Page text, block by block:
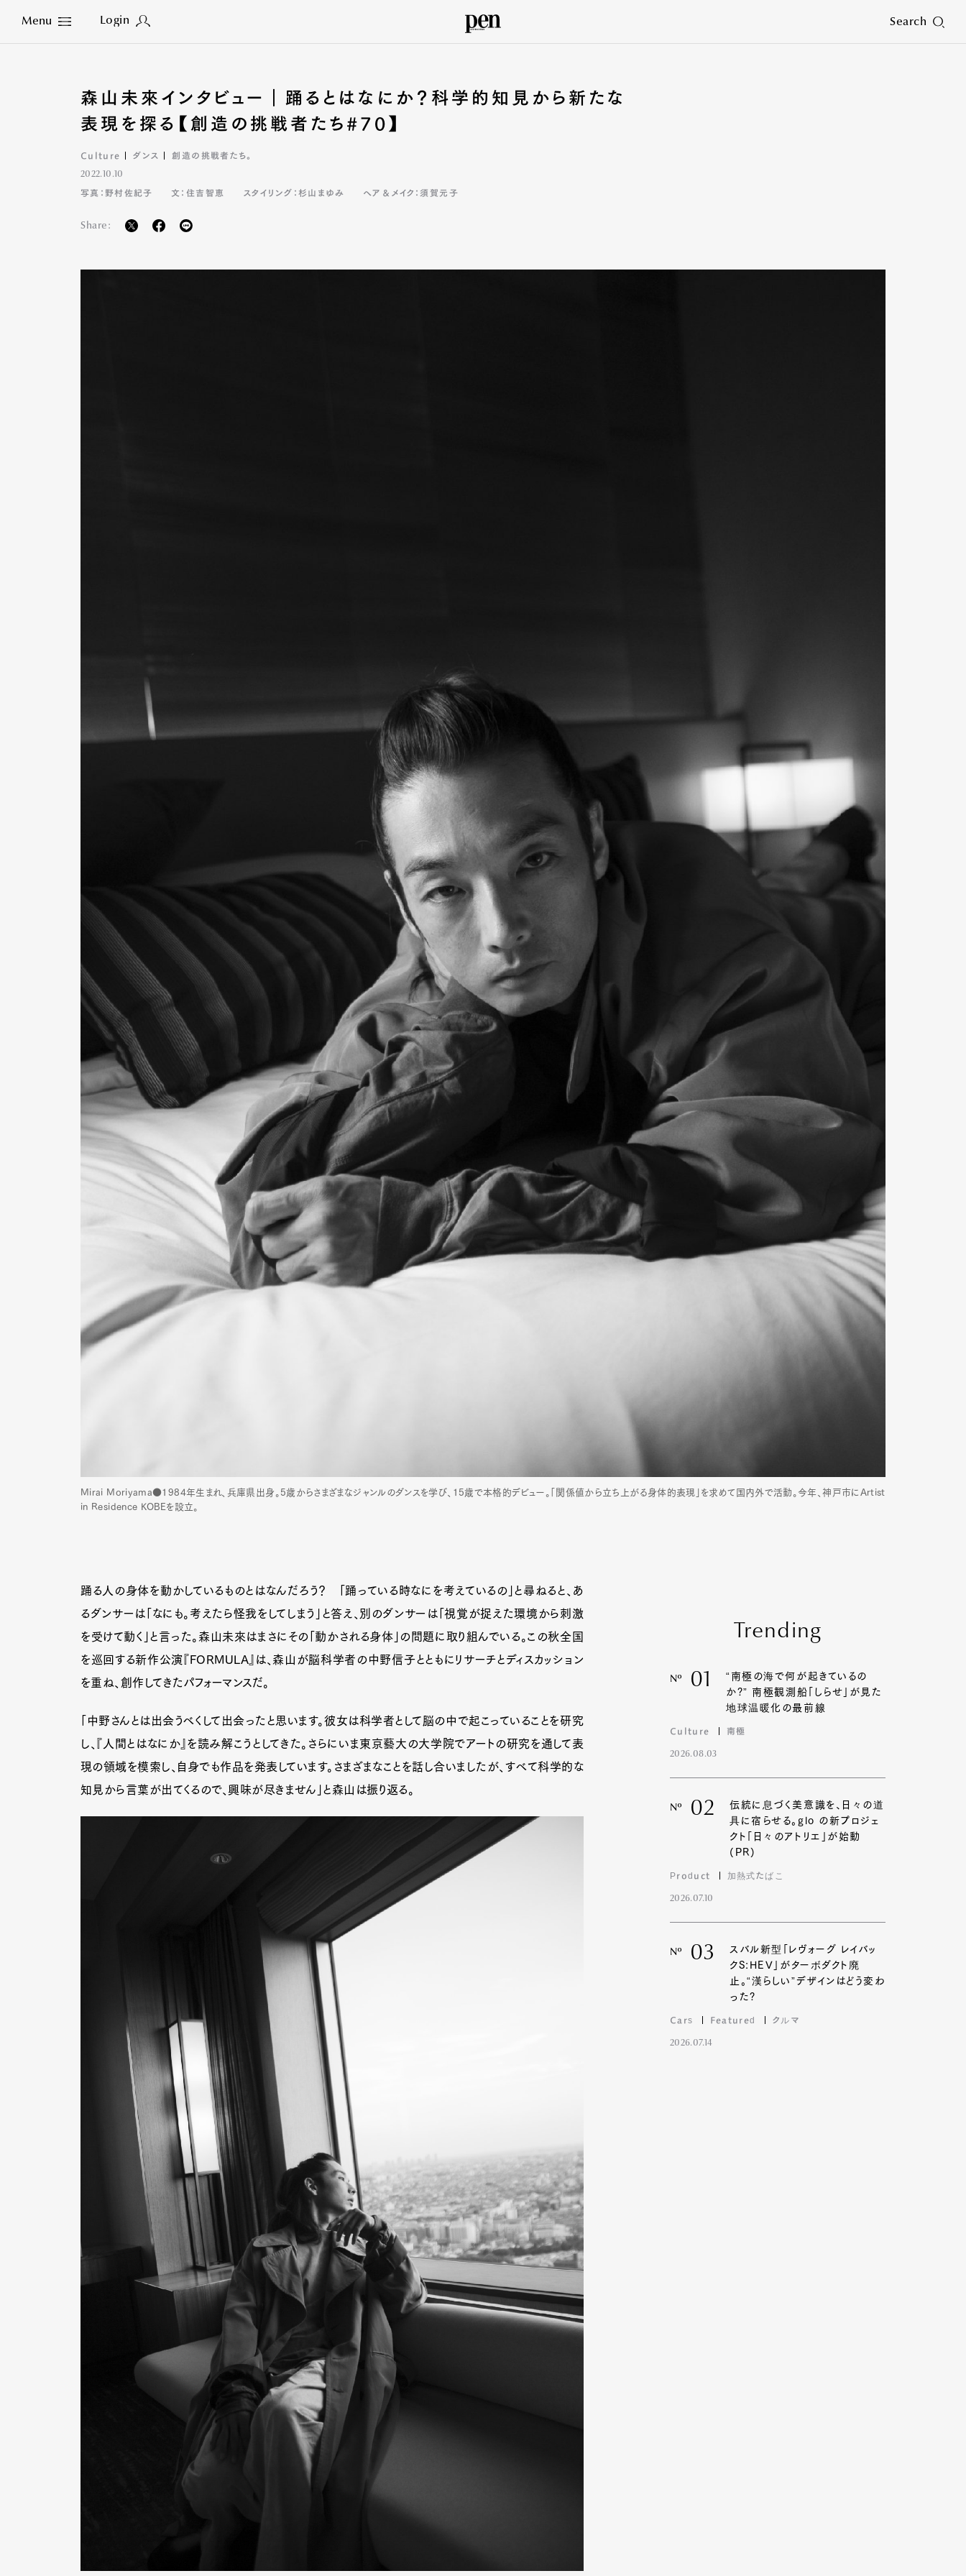
Menu Login Search
Close
Pen Meet Pen international Pen tw
森山未來インタビュー｜踊るとはなにか？科学的知見から新たな
表現を探る【創造の挑戦者たち#70】
Culture ダンス 創造の挑戦者たち。
2022.10.10
写真：野村佐紀子 文：住吉智恵 スタイリング：杉山まゆみ ヘア＆メイク：須賀元子
Share:
Mirai Moriyama●1984年生まれ、兵庫県出身。5歳からさまざまなジャンルのダンスを学び、15歳で本格的デビュー。「関係値から立ち上がる身体的表現」を求めて国内外で活動。今年、神戸市にArtist
in Residence KOBEを設立。
踊る人の身体を動かしているものとはなんだろう？ 「踊っている時なにを考えているの」と尋ねると、あ
るダンサーは「なにも。考えたら怪我をしてしまう」と答え、別のダンサーは「視覚が捉えた環境から刺激
を受けて動く」と言った。森山未來はまさにその「動かされる身体」の問題に取り組んでいる。この秋全国
を巡回する新作公演『FORMULA』は、森山が脳科学者の中野信子とともにリサーチとディスカッション
を重ね、創作してきたパフォーマンスだ。
「中野さんとは出会うべくして出会ったと思います。彼女は科学者として脳の中で起こっていることを研究
し、『人間とはなにか』を読み解こうとしてきた。さらにいま東京藝大の大学院でアートの研究を通して表
現の領域を模索し、自身でも作品を発表しています。さまざまなことを話し合いましたが、すべて科学的な
知見から言葉が出てくるので、興味が尽きません」と森山は振り返る。
Trending
Nº 01
“南極の海で何が起きているの
か?” 南極観測船「しらせ」が見た
地球温暖化の最前線
Culture 南極
2026.08.03
Nº 02
伝統に息づく美意識を、日々の道
具に宿らせる。glo の新プロジェ
クト「日々のアトリエ」が始動
(PR)
Product 加熱式たばこ
2026.07.10
Nº 03
スバル新型「レヴォーグ レイバッ
クS:HEV」がターボダクト廃
止。“漢らしい”デザインはどう変わ
った?
Cars Featured クルマ
2026.07.14